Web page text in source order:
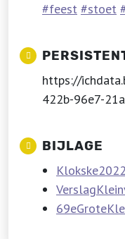
feest stoet
https://
422b-96e7-
BIJLAGE